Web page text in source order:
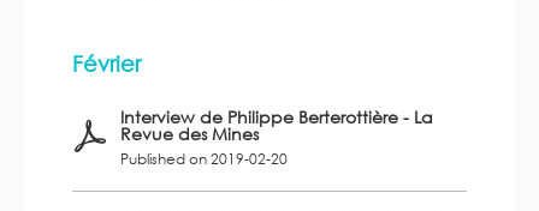
Février
Interview de Philippe Berterottière - La
Revue des Mines
Published on 2019-02-20